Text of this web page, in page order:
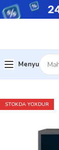
Menyu
Acer Notebook
STOKDA YOXDUR